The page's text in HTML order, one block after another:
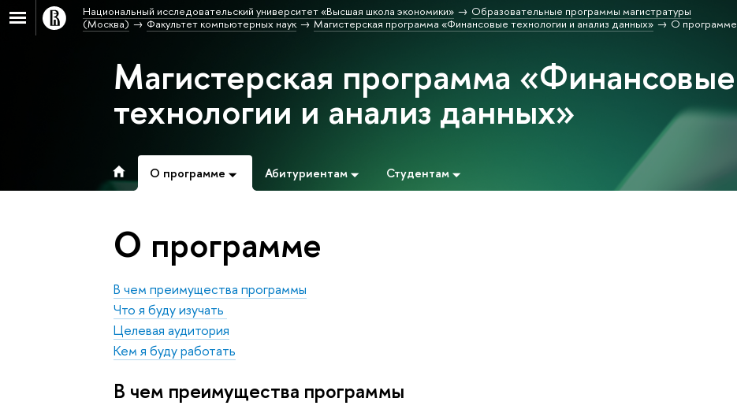
Национальный исследовательский университет «Высшая школа экономики»
Образовательные программы магистратуры
(Москва)
Факультет компьютерных наук Магистерская программа «Финансовые технологии и анализ данных» О программе
Магистерская программа «Финансовые
технологии и анализ данных»
О программе Абитуриентам Студентам
О программе
В чем преимущества программы
Что я буду изучать
Целевая аудитория
Кем я буду работать
В чем преимущества программы